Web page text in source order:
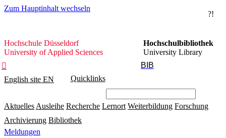
Zum Hauptinhalt wechseln
?!
Hochschule
Düsseldorf
Hochschule Düsseldorf
University of Applied Sciences
Hochschulbibliothek
University Library

BIB
English site EN Quicklinks
Aktuelles Ausleihe Recherche Lernort Weiterbildung Forschung
Archivierung Bibliothek
Meldungen